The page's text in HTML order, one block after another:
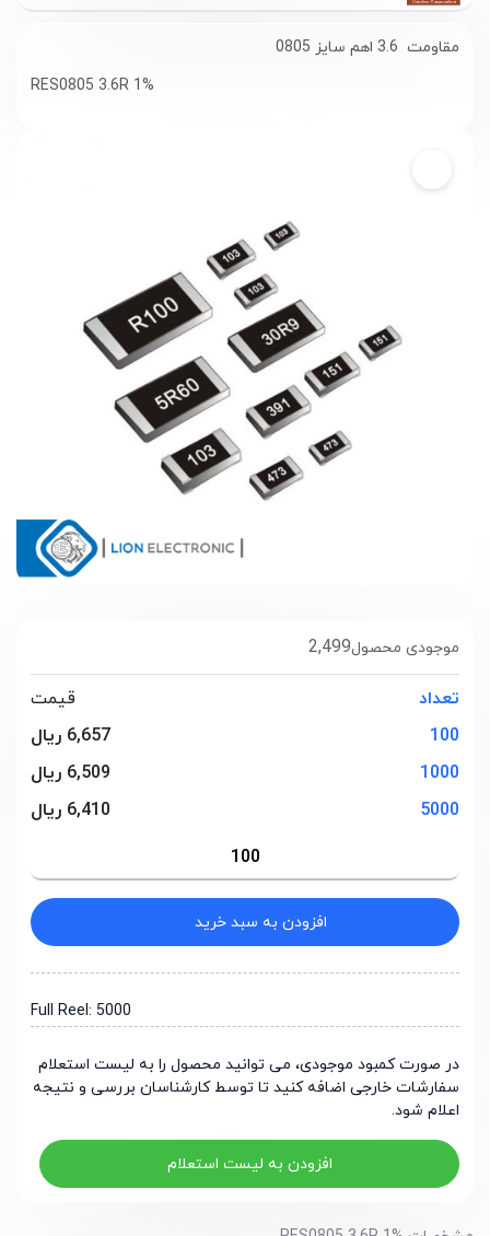
2,499موجودی محصول
تعداد
قیمت
100
6,657 ریال
1000
6,509 ریال
5000
6,410 ریال
افزودن به سبد خرید
Full Reel: 5000
در صورت کمبود موجودی، می توانید محصول را به لیست استعلام
سفارشات خارجی اضافه کنید تا توسط کارشناسان بررسی و نتیجه
اعلام شود.
افزودن به لیست استعلام
مقاومت 3.6 اهم سایز 0805
RES0805 3.6R 1%